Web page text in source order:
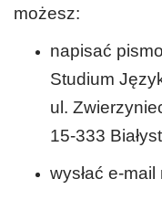
możesz:
napisać
Studium
ul.
15-333
wysłać e-